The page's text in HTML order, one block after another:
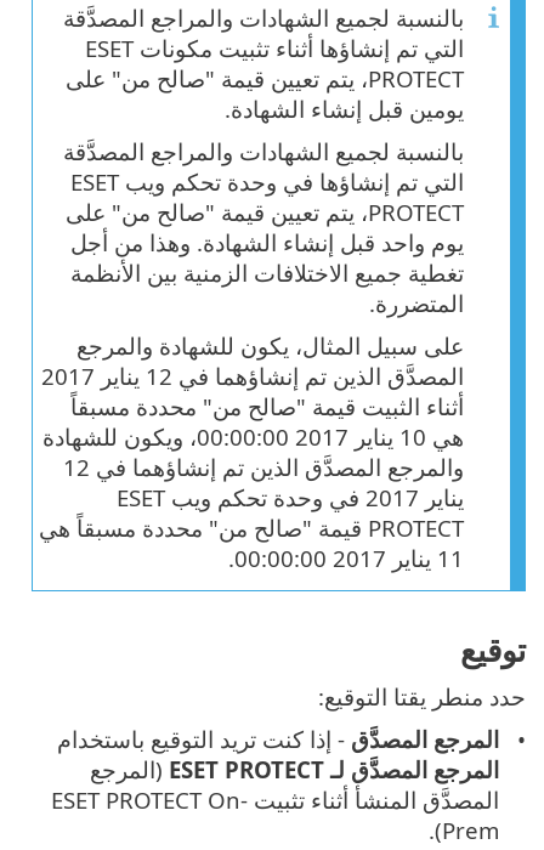
بالنسبة لجميع الشهادات والمراجع المصدَّقة
التي تم إنشاؤها أثناء تثبيت مكونات ESET
PROTECT، يتم تعيين قيمة "صالح من" على
يومين قبل إنشاء الشهادة.
بالنسبة لجميع الشهادات والمراجع المصدَّقة
التي تم إنشاؤها في وحدة تحكم ويب ESET
PROTECT، يتم تعيين قيمة "صالح من" على
يوم واحد قبل إنشاء الشهادة. وهذا من أجل
تغطية جميع الاختلافات الزمنية بين الأنظمة
المتضررة.
على سبيل المثال، يكون للشهادة والمرجع
المصدَّق الذين تم إنشاؤهما في 12 يناير 2017
أثناء الثبيت قيمة "صالح من" محددة مسبقاً
هي 10 يناير 2017 00:00:00، ويكون للشهادة
والمرجع المصدَّق الذين تم إنشاؤهما في 12
يناير 2017 في وحدة تحكم ويب ESET
PROTECT قيمة "صالح من" محددة مسبقاً هي
11 يناير 2017 00:00:00.
توقيع
حدد منطر يقتا التوقيع:
المرجع المصدَّق- إذا كنت تريد التوقيع باستخدام
المرجع المصدَّق لـ ESET PROTECT
(المرجع
المصدَّق المنشأ أثناء تثبيت ESET PROTECT On-
Prem).